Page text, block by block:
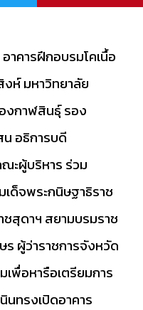
าคารฝึกอบรมโคเนื้อ
ห์ มหาวิทยาลัย
งกาฬสินธุ์ รอง
อธิการบดี
ะผู้บริหาร ร่วม
เด็จพระกนิษฐาธิราช
ชสุดาฯ สยามบรมราช
ผู้ว่าราชการจังหวัด
เพื่อหารือเตรียมการ
นทรงเปิดอาคาร